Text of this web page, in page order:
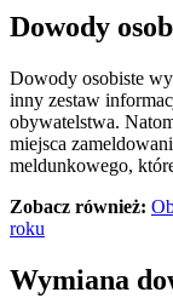
Dowody
Dowody osobiste
inny zestaw
obywatelstwa.
miejsca
meldunkowego,
Zobacz również:
roku
Wymiana